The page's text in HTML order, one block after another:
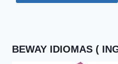
BEWAY IDIOMAS (